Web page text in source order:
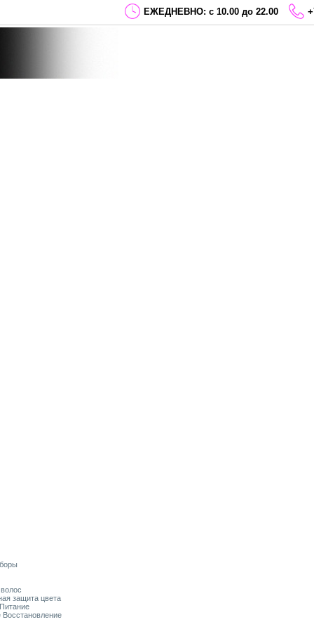
ЕЖЕДНЕВНО: с 10.00 до 22.00
защита цвета
Восстановление